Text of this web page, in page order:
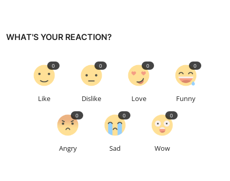
WHAT'S YOUR REACTION?
Like
0
Dislike
0
Love
0
Funny
0
Angry
0
Sad
0
Wow
0